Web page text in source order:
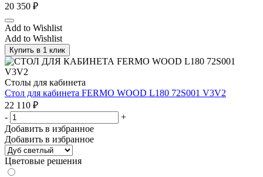
20 350 ₽
Add to Wishlist
Add to Wishlist
Купить в 1 клик
Столы для кабинета
Стол для кабинета FERMO WOOD L180 72S001 V3V2
22 110 ₽
-
+
Добавить в избранное
Добавить в избранное
Цветовые решения